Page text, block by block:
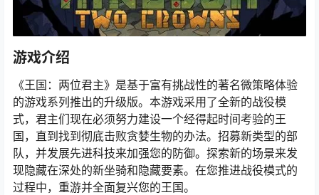
游戏介绍
《王国：两位君主》是基于富有挑战性的著名微策略体验
的游戏系列推出的升级版。本游戏采用了全新的战役模
式，君主们现在必须努力建设一个经得起时间考验的王
国，直到找到彻底击败贪婪生物的办法。招募新类型的部
队，并发展先进科技来加强您的防御。探索新的场景来发
现隐藏在深处的新坐骑和隐藏要素。在您推进战役模式的
过程中，重游并全面复兴您的王国。